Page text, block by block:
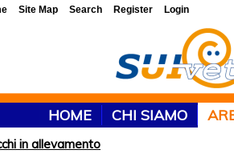
HOME CHI SIAMO
in allevamento
Site Map Search Register Login